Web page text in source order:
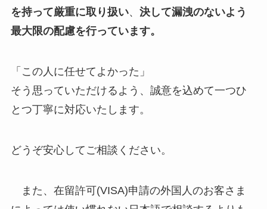
を持って厳重に取り扱い、 決して漏洩のないよう
最大限の配慮を行っています。
「この人に任せてよかった」
そう思っていただけるよう、誠意を込めて一つひ
とつ丁寧に対応いたします。
どうぞ安心してご相談ください。
また、在留許可(VISA)申請の外国人のお客さま